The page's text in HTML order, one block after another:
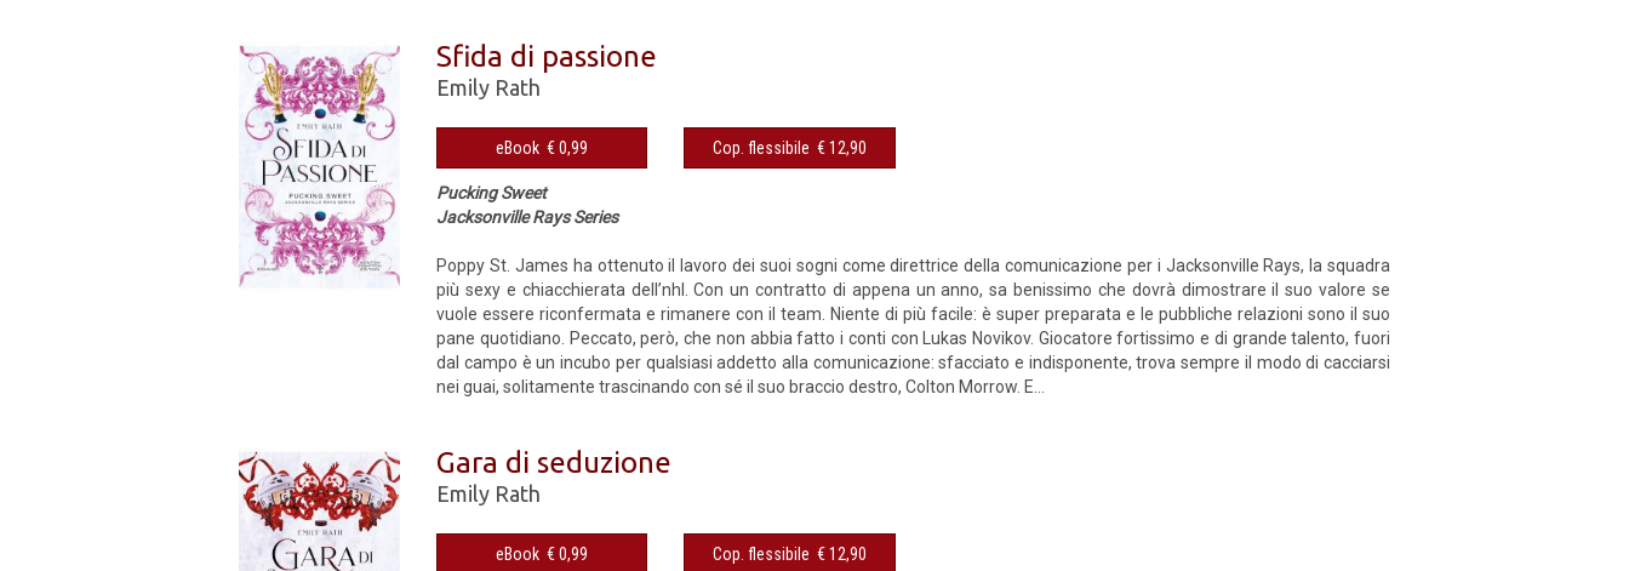
Sfida di passione
Emily Rath
eBook € 0,99 Cop. flessibile € 12,90
Pucking Sweet
Jacksonville Rays Series
Poppy St. James ha ottenuto il lavoro dei suoi sogni come direttrice della comunicazione per i Jacksonville Rays, la squadra
più sexy e chiacchierata dell’nhl. Con un contratto di appena un anno, sa benissimo che dovrà dimostrare il suo valore se
vuole essere riconfermata e rimanere con il team. Niente di più facile: è super preparata e le pubbliche relazioni sono il suo
pane quotidiano. Peccato, però, che non abbia fatto i conti con Lukas Novikov. Giocatore fortissimo e di grande talento, fuori
dal campo è un incubo per qualsiasi addetto alla comunicazione: sfacciato e indisponente, trova sempre il modo di cacciarsi
nei guai, solitamente trascinando con sé il suo braccio destro, Colton Morrow. E...
Gara di seduzione
Emily Rath
eBook € 0,99 Cop. flessibile € 12,90